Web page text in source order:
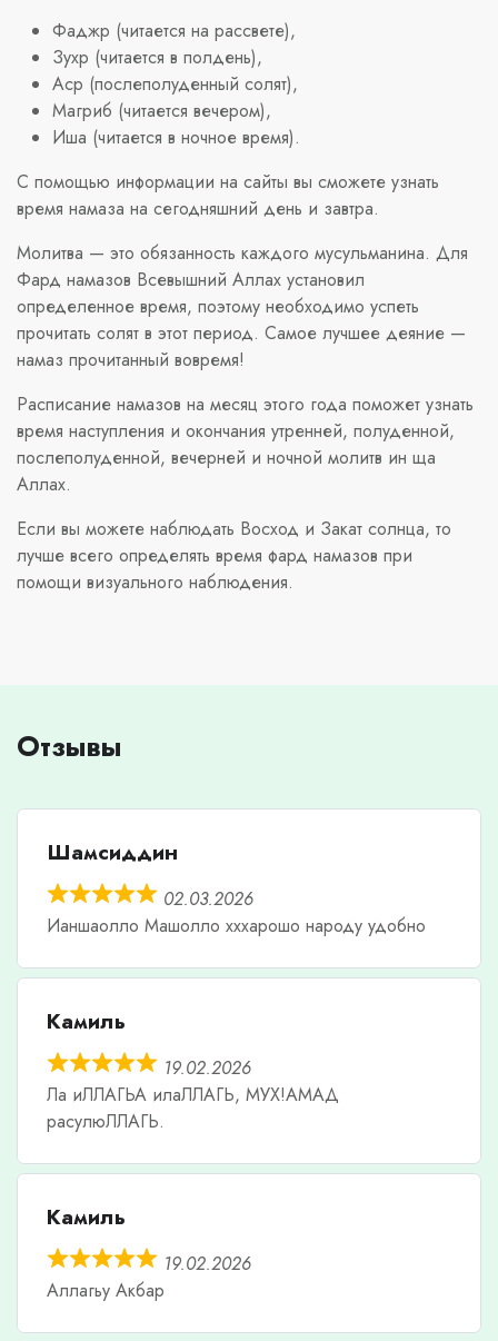
Фаджр (читается на рассвете),
Зухр (читается в полдень),
Аср (послеполуденный солят),
Магриб (читается вечером),
Иша (читается в ночное время).
С помощью информации на сайты вы сможете узнать
время намаза на сегодняшний день и завтра.
Молитва — это обязанность каждого мусульманина. Для
Фард намазов Всевышний Аллах установил
определенное время, поэтому необходимо успеть
прочитать солят в этот период. Самое лучшее деяние —
намаз прочитанный вовремя!
Расписание намазов на месяц этого года поможет узнать
время наступления и окончания утренней, полуденной,
послеполуденной, вечерней и ночной молитв ин ща
Аллах.
Если вы можете наблюдать Восход и Закат солнца, то
лучше всего определять время фард намазов при
помощи визуального наблюдения.
Отзывы
Шамсиддин
02.03.2026
Ианшаолло Машолло хххарошо народу удобно
Камиль
19.02.2026
Ла иЛЛАГЬА илаЛЛАГЬ, МУХ!АМАД
расулюЛЛАГЬ.
Камиль
19.02.2026
Аллагьу Акбар